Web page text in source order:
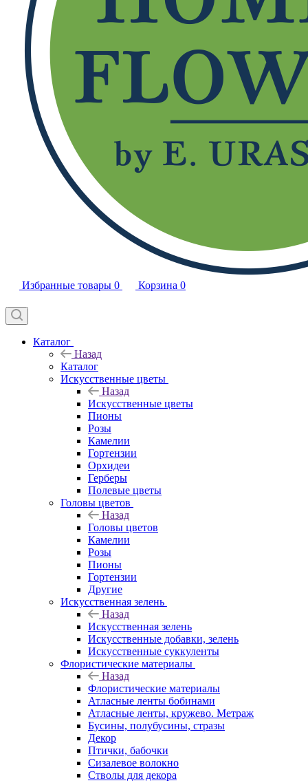
Избранные товары 0 Корзина 0
Каталог
Назад
Каталог
Искусственные цветы
Назад
Искусственные цветы
Пионы
Розы
Камелии
Гортензии
Орхидеи
Герберы
Полевые цветы
Головы цветов
Назад
Головы цветов
Камелии
Розы
Пионы
Гортензии
Другие
Искусственная зелень
Назад
Искусственная зелень
Искусственные добавки, зелень
Искусственные суккуленты
Флористические материалы
Назад
Флористические материалы
Атласные ленты бобинами
Атласные ленты, кружево. Метраж
Бусины, полубусины, стразы
Декор
Птички, бабочки
Сизалевое волокно
Стволы для декора